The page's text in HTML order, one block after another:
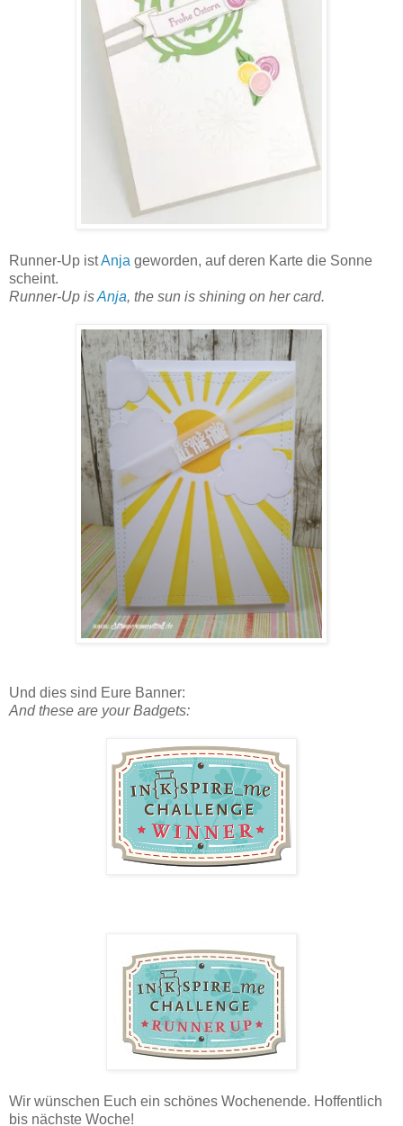
Runner-Up istAnja geworden, auf deren Karte die Sonne
scheint.
Runner-Up isAnja, the sun is shining on her card.
Und dies sind Eure Banner:
And these are your Badgets:
Wir wünschen Euch ein schönes Wochenende. Hoffentlich
bis nächste Woche!